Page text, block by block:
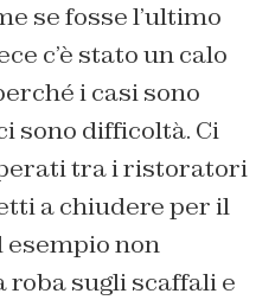
se fosse l’ultimo
c’è stato un calo
i casi sono
sono difficoltà. Ci
tra i ristoratori
a chiudere per il
esempio non
roba sugli scaffali e